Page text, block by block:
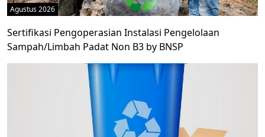
Agustus 2026
Sertifikasi Pengoperasian Instalasi Pengelolaan
Sampah/Limbah Padat Non B3 by BNSP